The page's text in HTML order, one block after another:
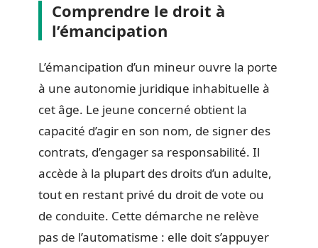
Comprendre le droit à
l’émancipation
L’émancipation d’un mineur ouvre la porte
à une autonomie juridique inhabituelle à
cet âge. Le jeune concerné obtient la
capacité d’agir en son nom, de signer des
contrats, d’engager sa responsabilité. Il
accède à la plupart des droits d’un adulte,
tout en restant privé du droit de vote ou
de conduite. Cette démarche ne relève
pas de l’automatisme : elle doit s’appuyer